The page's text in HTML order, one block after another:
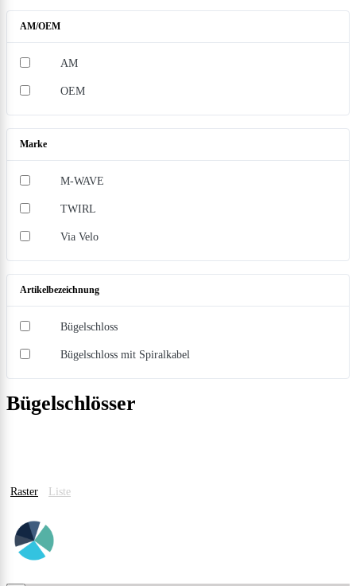
AM/OEM
AM
OEM
Marke
M-WAVE
TWIRL
Via Velo
Artikelbezeichnung
Bügelschloss
Bügelschloss mit Spiralkabel
Bügelschlösser
Raster Liste